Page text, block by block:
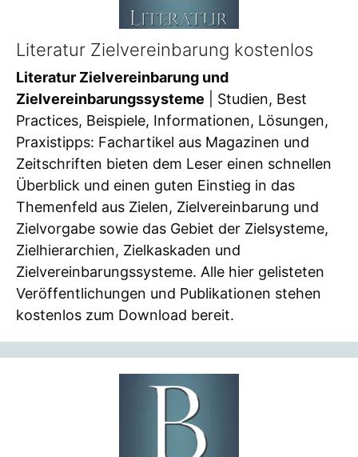
Literatur Zielvereinbarung kostenlos
Literatur Zielvereinbarung und
Zielvereinbarungssysteme | Studien, Best
Practices, Beispiele, Informationen, Lösungen,
Praxistipps: Fachartikel aus Magazinen und
Zeitschriften bieten dem Leser einen schnellen
Überblick und einen guten Einstieg in das
Themenfeld aus Zielen, Zielvereinbarung und
Zielvorgabe sowie das Gebiet der Zielsysteme,
Zielhierarchien, Zielkaskaden und
Zielvereinbarungssysteme. Alle hier gelisteten
Veröffentlichungen und Publikationen stehen
kostenlos zum Download bereit.